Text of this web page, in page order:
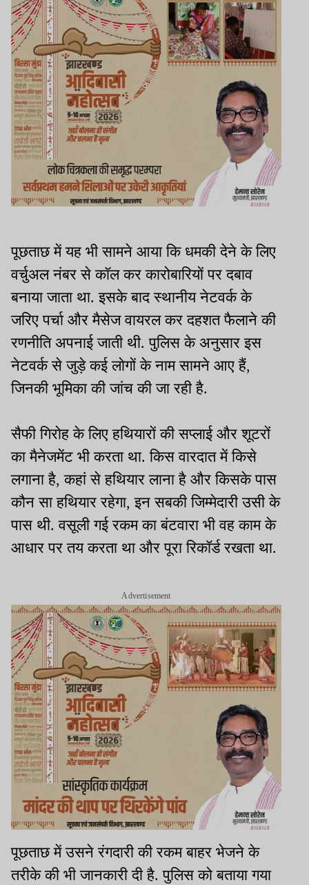
पूछताछ में यह भी सामने आया कि धमकी देने के लिए
वर्चुअल नंबर से कॉल कर कारोबारियों पर दबाव
बनाया जाता था. इसके बाद स्थानीय नेटवर्क के
जरिए पर्चा और मैसेज वायरल कर दहशत फैलाने की
रणनीति अपनाई जाती थी. पुलिस के अनुसार इस
नेटवर्क से जुड़े कई लोगों के नाम सामने आए हैं,
जिनकी भूमिका की जांच की जा रही है.
सैफी गिरोह के लिए हथियारों की सप्लाई और शूटरों
का मैनेजमेंट भी करता था. किस वारदात में किसे
लगाना है, कहां से हथियार लाना है और किसके पास
कौन सा हथियार रहेगा, इन सबकी जिम्मेदारी उसी के
पास थी. वसूली गई रकम का बंटवारा भी वह काम के
आधार पर तय करता था और पूरा रिकॉर्ड रखता था.
Advertisement
पूछताछ में उसने रंगदारी की रकम बाहर भेजने के
तरीके की भी जानकारी दी है. पुलिस को बताया गया